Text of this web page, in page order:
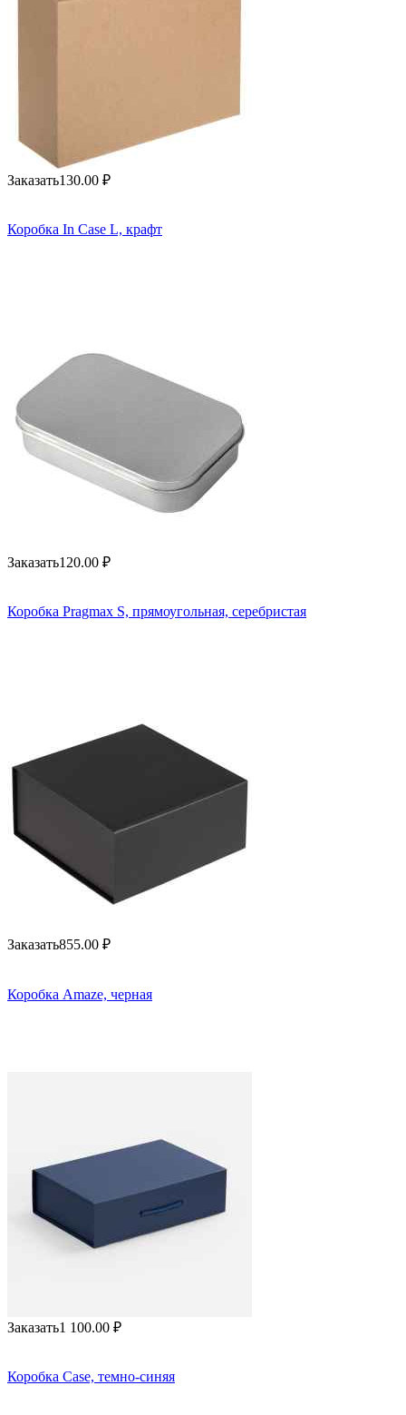
Заказать130.00 ₽
Коробка In Case L, крафт
Заказать120.00 ₽
Коробка Pragmax S, прямоугольная, серебристая
Заказать855.00 ₽
Коробка Amaze, черная
Заказать1 100.00 ₽
Коробка Case, темно-синяя